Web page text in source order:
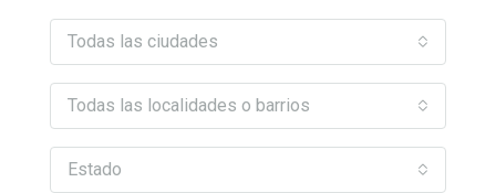
Todas las ciudades
Todas las localidades o barrios
Estado